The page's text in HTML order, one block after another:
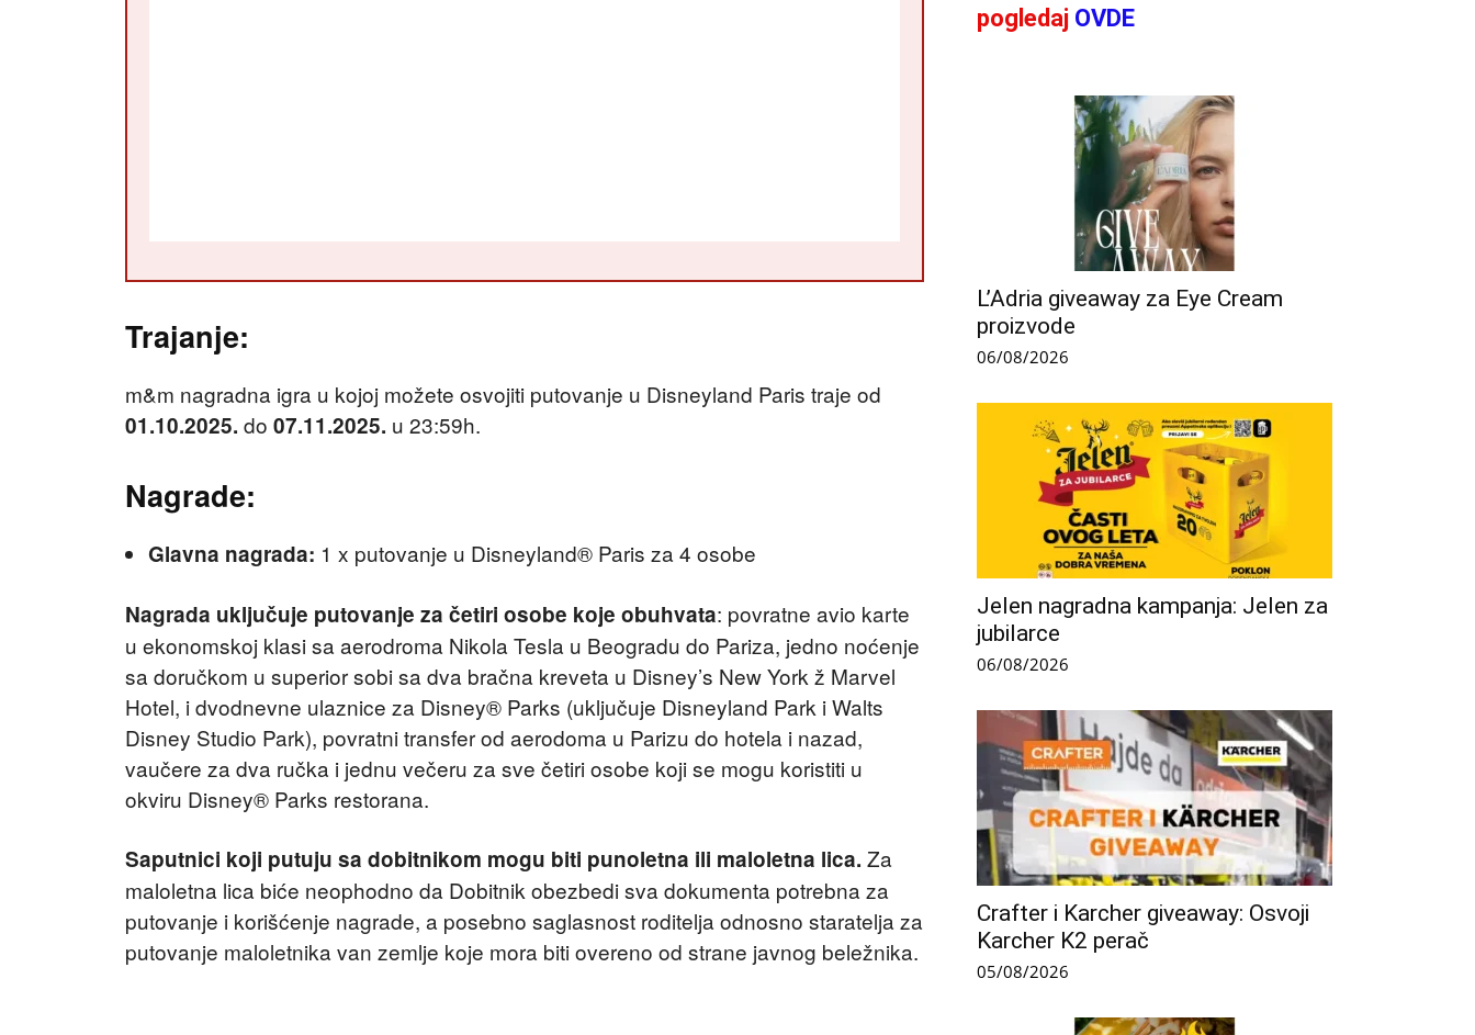
Trajanje:
m&m nagradna igra u kojoj možete osvojiti putovanje u Disneyland Paris traje od
01.10.2025. do 07.11.2025. u 23:59h.
Nagrade:
Glavna nagrada: 1 x putovanje u Disneyland® Paris za 4 osobe
Nagrada uključuje putovanje za četiri osobe koje obuhvata: povratne avio karte
u ekonomskoj klasi sa aerodroma Nikola Tesla u Beogradu do Pariza, jedno noćenje
sa doručkom u superior sobi sa dva bračna kreveta u Disney’s New York ž Marvel
Hotel, i dvodnevne ulaznice za Disney® Parks (uključuje Disneyland Park i Walts
Disney Studio Park), povratni transfer od aerodoma u Parizu do hotela i nazad,
vaučere za dva ručka i jednu večeru za sve četiri osobe koji se mogu koristiti u
okviru Disney® Parks restorana.
Saputnici koji putuju sa dobitnikom mogu biti punoletna ili maloletna lica. Za
maloletna lica biće neophodno da Dobitnik obezbedi sva dokumenta potrebna za
putovanje i korišćenje nagrade, a posebno saglasnost roditelja odnosno staratelja za
putovanje maloletnika van zemlje koje mora biti overeno od strane javnog beležnika.
pogledaj OVDE
L’Adria giveaway za Eye Cream
proizvode
06/08/2026
Jelen nagradna kampanja: Jelen za
jubilarce
06/08/2026
Crafter i Karcher giveaway: Osvoji
Karcher K2 perač
05/08/2026